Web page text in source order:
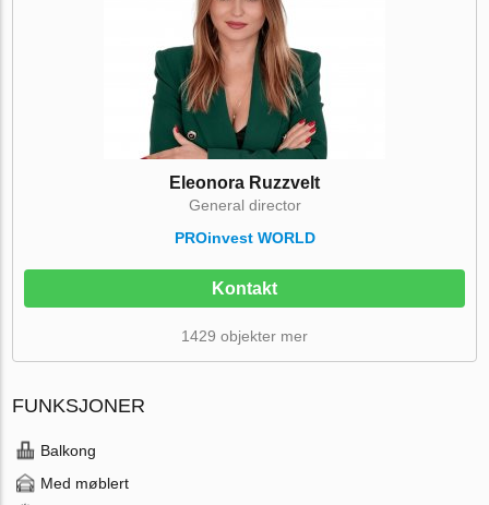
Eleonora Ruzzvelt
General director
PROinvest WORLD
Kontakt
1429 objekter mer
FUNKSJONER
Balkong
Med møblert